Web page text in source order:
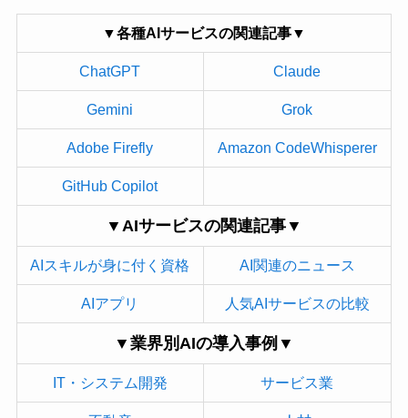
▼各種AIサービスの関連記事▼
ChatGPT Claude
Gemini Grok
Adobe Firefly Amazon CodeWhisperer
GitHub Copilot
▼AIサービスの関連記事▼
AIスキルが身に付く資格 AI関連のニュース
AIアプリ 人気AIサービスの比較
▼業界別AIの導入事例▼
IT・システム開発 サービス業